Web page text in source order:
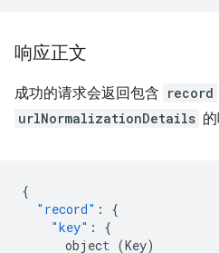
响应正文
成功的请求会返回包含 record
urlNormalizationDetails
{
"record" :
{
"key" :
{
object (Key)